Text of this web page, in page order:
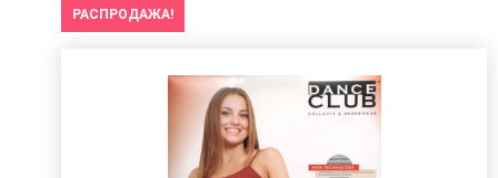
РАСПРОДАЖА!